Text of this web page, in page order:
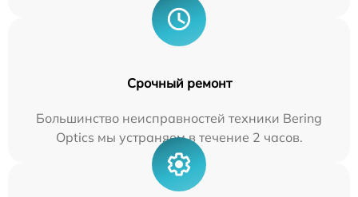
Срочный ремонт
Большинство неисправностей техники Bering
Optics мы устраняем в течение 2 часов.